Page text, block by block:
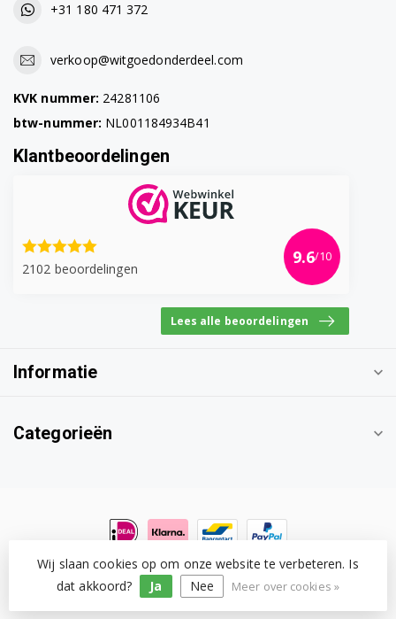
F1073TD1.ABWQEHS
F1073TD5.ALSQASP
F1073TDP.ABWQECZ
F1081ND.ABWPBAL
F1081ND.ABWPCOM
F1081ND.ABWPKIV
F1081ND.ABWQECZ
F1081ND5.ALSPBAL
F1081TD5.ALSQEHS
F1088QD.ABWQECZ
F1088QD.ABWQEHS
F1088QD.ABWQEIS
+31 180 471 372
verkoop@witgoedonderdeel.com
KVK nummer: 24281106
btw-nummer: NL001184934B41
Klantbeoordelingen
2102 beoordelingen
9.6/10
Lees alle beoordelingen
Informatie
Categorieën
© Copyright 2026 Witgoedonderdeel.com- Powered by
Lightspeed- Lightspeed designbyDyvelopment
Wij slaan cookies op om onze website te verbeteren. Is
dat akkoord?
Ja Nee Meer over cookies »